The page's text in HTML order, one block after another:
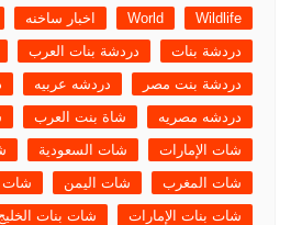
Wildlife
World اخبار ساخنه
دردشة بنات
دردشة بنات العرب
دردشة بنت مصر
دردشه عربيه
دردشه مصريه
شاة بنت العرب
شات الإمارات
شات السعودية
شات المغرب
شات اليمن
شات
شات بنات الإمارات
شات بنات